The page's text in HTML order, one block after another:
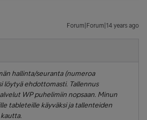
Forum|Forum|14 years ago
hallinta/seuranta (numeroa
löytyä ehdottomasti. Tallennus
WP puhelimiin nopsaan. Minun
tableteille käyväksi ja tallenteiden